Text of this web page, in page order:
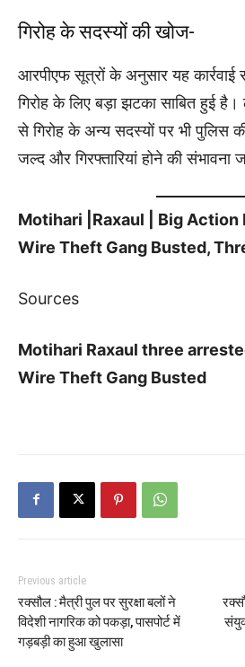
गिरोह के सदस्यों की खोज-
आरपीएफ सूत्रों के अनुसार यह कार्रवाई
गिरोह के लिए बड़ा झटका साबित हुई है।
से गिरोह के अन्य सदस्यों पर भी पुलिस
जल्द और गिरफ्तारियां होने की संभावना
Motihari |Raxaul | Big Action
Wire Theft Gang Busted,
Sources
Motihari Raxaul three
Wire Theft Gang Busted
Previous article
रक्सौल : मैत्री पुल पर सुरक्षा बलों ने
विदेशी नागरिक को पकड़ा, पासपोर्ट में
गड़बड़ी का हुआ खुलासा